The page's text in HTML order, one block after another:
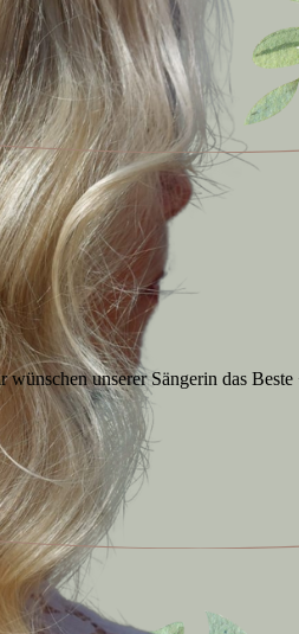
unserer Sängerin das Beste